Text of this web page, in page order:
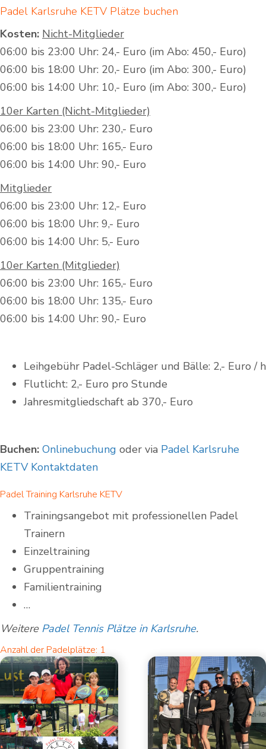
Padel Karlsruhe KETV Plätze buchen
Kosten: Nicht-Mitglieder
06:00 bis 23:00 Uhr: 24,- Euro (im Abo: 450,- Euro)
06:00 bis 18:00 Uhr: 20,- Euro (im Abo: 300,- Euro)
06:00 bis 14:00 Uhr: 10,- Euro (im Abo: 300,- Euro)
10er Karten (Nicht-Mitglieder)
06:00 bis 23:00 Uhr: 230,- Euro
06:00 bis 18:00 Uhr: 165,- Euro
06:00 bis 14:00 Uhr: 90,- Euro
Mitglieder
06:00 bis 23:00 Uhr: 12,- Euro
06:00 bis 18:00 Uhr: 9,- Euro
06:00 bis 14:00 Uhr: 5,- Euro
10er Karten (Mitglieder)
06:00 bis 23:00 Uhr: 165,- Euro
06:00 bis 18:00 Uhr: 135,- Euro
06:00 bis 14:00 Uhr: 90,- Euro
Leihgebühr Padel-Schläger und Bälle: 2,- Euro / h
Flutlicht: 2,- Euro pro Stunde
Jahresmitgliedschaft ab 370,- Euro
Buchen: Onlinebuchung oder via Padel Karlsruhe
KETV Kontaktdaten
Padel Training Karlsruhe KETV
Trainingsangebot mit professionellen Padel
Trainern
Einzeltraining
Gruppentraining
Familientraining
…
Weitere Padel Tennis Plätze in Karlsruhe.
Anzahl der Padelplätze: 1